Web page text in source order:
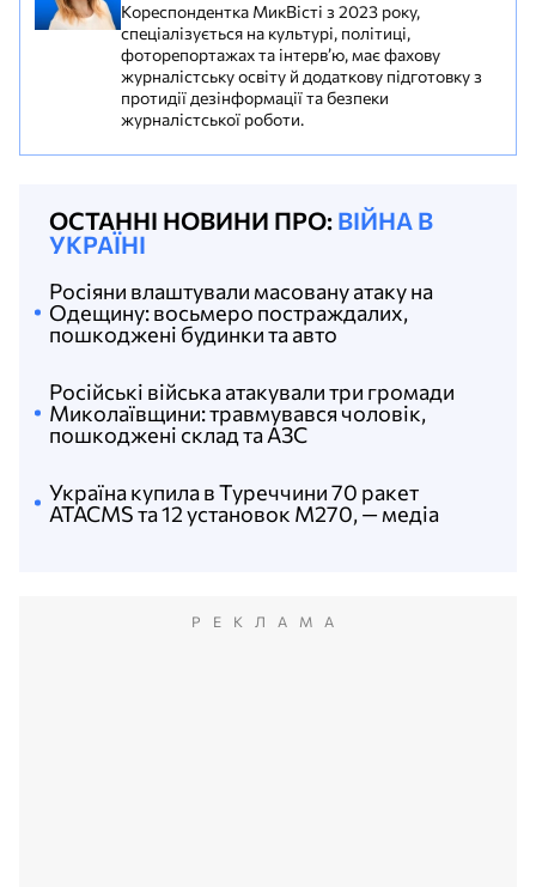
Кореспондентка МикВісті з 2023 року,
спеціалізується на культурі, політиці,
фоторепортажах та інтерв’ю, має фахову
журналістську освіту й додаткову підготовку з
протидії дезінформації та безпеки
журналістської роботи.
ОСТАННІ НОВИНИ ПРО: ВІЙНА В
УКРАЇНІ
Україна купила в Туреччини 70 ракет
ATACMS та 12 установок M270, — медіа
Російські війська атакували три громади
Миколаївщини: травмувався чоловік,
пошкоджені склад та АЗС
Росіяни влаштували масовану атаку на
Одещину: восьмеро постраждалих,
пошкоджені будинки та авто
РЕКЛАМА